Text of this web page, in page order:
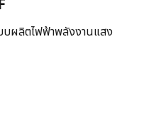
บผลิตไฟฟ้าพลังงานแสง